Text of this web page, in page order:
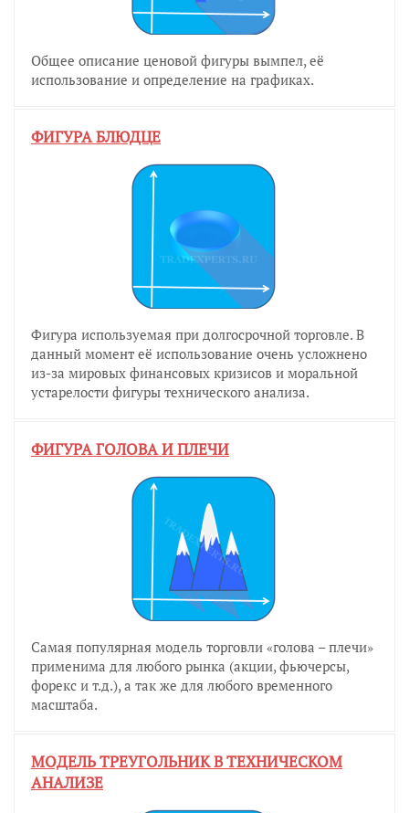
Общее описание ценовой фигуры вымпел, её
использование и определение на графиках.
ФИГУРА БЛЮДЦЕ
Фигура используемая при долгосрочной торговле. В
данный момент её использование очень усложнено
из-за мировых финансовых кризисов и моральной
устарелости фигуры технического анализа.
ФИГУРА ГОЛОВА И ПЛЕЧИ
Самая популярная модель торговли «голова – плечи»
применима для любого рынка (акции, фьючерсы,
форекс и т.д.), а так же для любого временного
масштаба.
МОДЕЛЬ ТРЕУГОЛЬНИК В ТЕХНИЧЕСКОМ
АНАЛИЗЕ